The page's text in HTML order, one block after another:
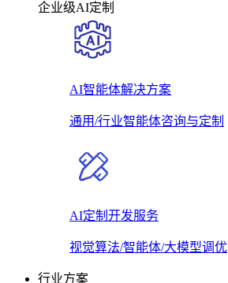
企业级AI定制
AI智能体解决方案
通用/行业智能体咨询与定制
AI定制开发服务
视觉算法/智能体/大模型调优
行业方案